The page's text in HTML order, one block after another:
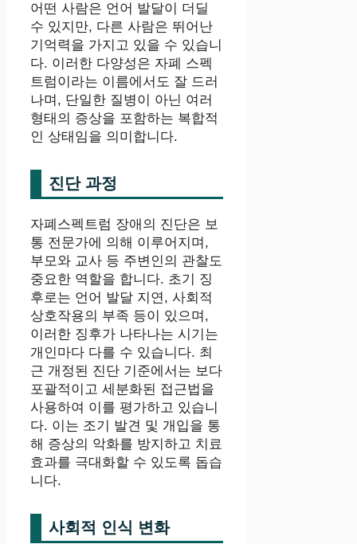
어떤 사람은 언어 발달이 더딜
수 있지만, 다른 사람은 뛰어난
기억력을 가지고 있을 수 있습니
다. 이러한 다양성은 자폐 스펙
트럼이라는 이름에서도 잘 드러
나며, 단일한 질병이 아닌 여러
형태의 증상을 포함하는 복합적
인 상태임을 의미합니다.
진단 과정
자폐스펙트럼 장애의 진단은 보
통 전문가에 의해 이루어지며,
부모와 교사 등 주변인의 관찰도
중요한 역할을 합니다. 초기 징
후로는 언어 발달 지연, 사회적
상호작용의 부족 등이 있으며,
이러한 징후가 나타나는 시기는
개인마다 다를 수 있습니다. 최
근 개정된 진단 기준에서는 보다
포괄적이고 세분화된 접근법을
사용하여 이를 평가하고 있습니
다. 이는 조기 발견 및 개입을 통
해 증상의 악화를 방지하고 치료
효과를 극대화할 수 있도록 돕습
니다.
사회적 인식 변화